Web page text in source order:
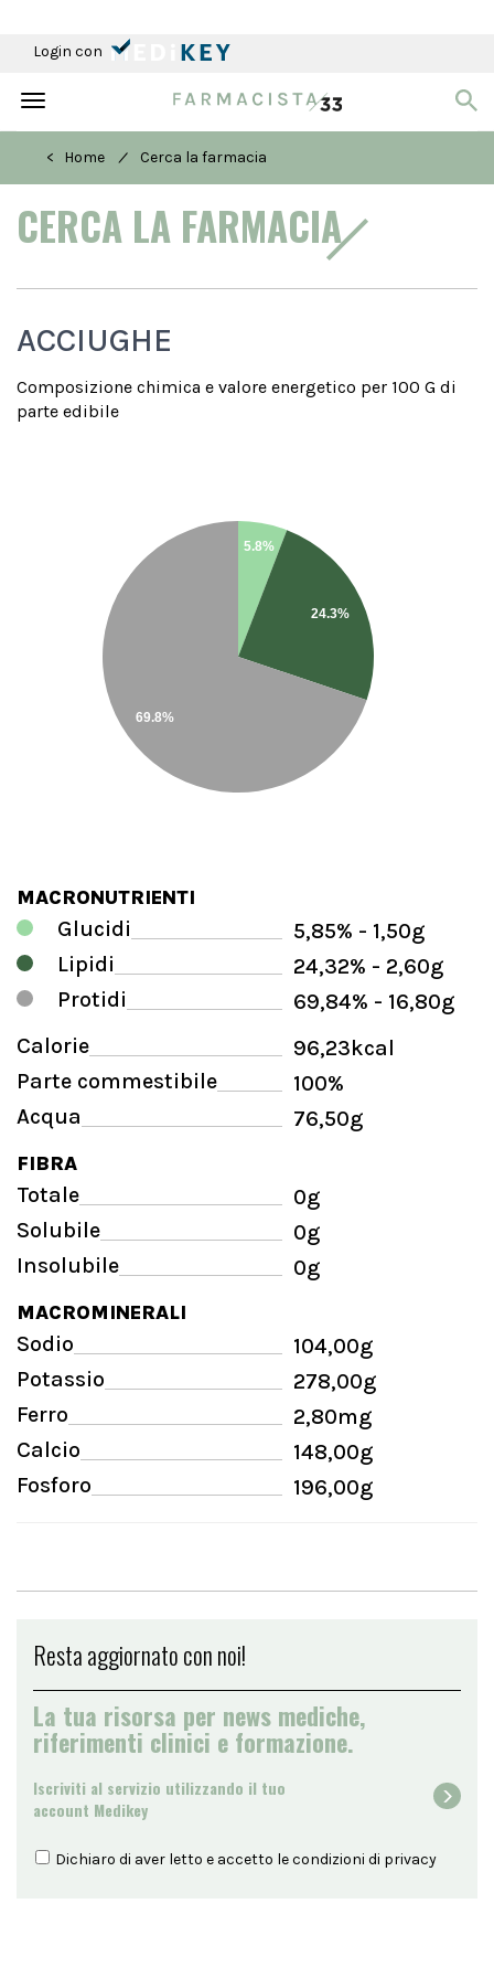
Login con
Toggle
< Home
/ Cerca la farmacia
CERCA LA FARMACIA
ACCIUGHE
Composizione chimica e valore energetico per 100 G di
parte edibile
5.8%
24.3%
69.8%
MACRONUTRIENTI
Glucidi
5,85% - 1,50g
Lipidi
24,32% - 2,60g
Protidi
69,84% - 16,80g
Calorie
96,23kcal
Parte commestibile
100%
Acqua
76,50g
FIBRA
Totale
0g
Solubile
0g
Insolubile
0g
MACROMINERALI
Sodio
104,00g
Potassio
278,00g
Ferro
2,80mg
Calcio
148,00g
Fosforo
196,00g
Resta aggiornato con noi!
La tua risorsa per news mediche,
riferimenti clinici e formazione.
Iscriviti al servizio utilizzando il tuo
account Medikey
Dichiaro di aver letto e accetto le condizioni di privacy